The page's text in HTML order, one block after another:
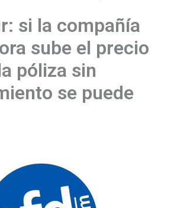
si la compañía
sube el precio
póliza sin
se puede